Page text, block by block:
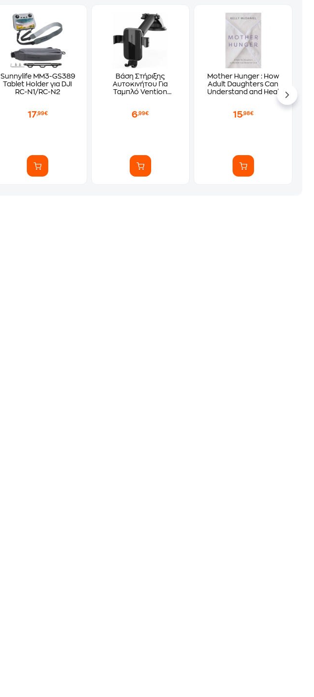
Sunnylife MM3-GS389
Tablet Holder για DJI
RC-N1/RC-N2
17,99€
Βάση Στήριξης
Αυτοκινήτου Για
Ταμπλό Vention
6,99€
Mother Hunger : How
Adult Daughters Can
Understand and Heal
from Lost Nurturance,
Guidance
15,98€